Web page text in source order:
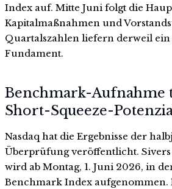
Index auf. Mitte Juni folgt die
Kapitalmaßnahmen und
Quartalszahlen liefern derweil
Fundament.
Benchmark-Aufnahme
Short-Squeeze-
Nasdaq hat die Ergebnisse der
Überprüfung veröffentlicht.
wird ab Montag, 1. Juni 2026, in
Benchmark Index aufgenommen.